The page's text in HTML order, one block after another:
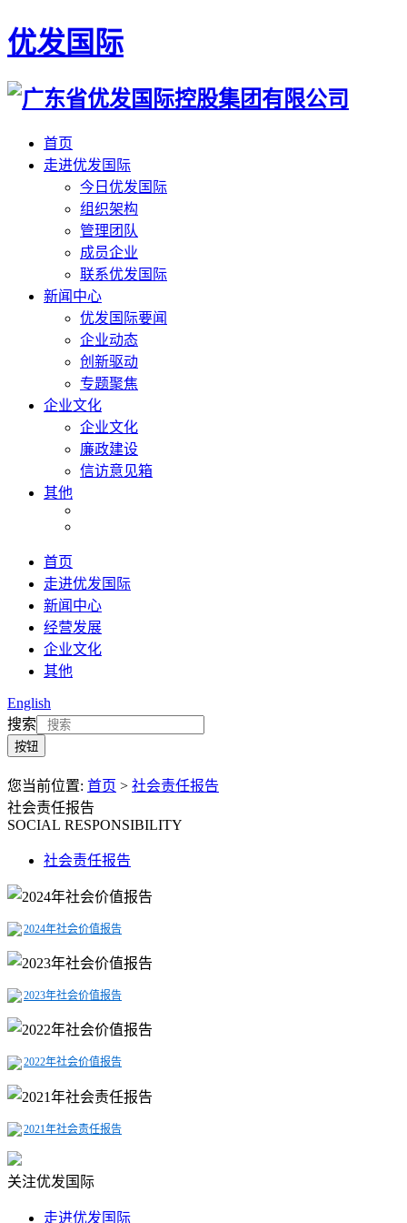
优发国际
首页
走进优发国际
今日优发国际
组织架构
管理团队
成员企业
联系优发国际
新闻中心
优发国际要闻
企业动态
创新驱动
专题聚焦
企业文化
企业文化
廉政建设
信访意见箱
其他
首页
走进优发国际
新闻中心
经营发展
企业文化
其他
English
搜索
您当前位置: 首页 > 社会责任报告
社会责任报告
SOCIAL RESPONSIBILITY
社会责任报告
2024年社会价值报告
2023年社会价值报告
2022年社会价值报告
2021年社会责任报告
关注优发国际
走进优发国际